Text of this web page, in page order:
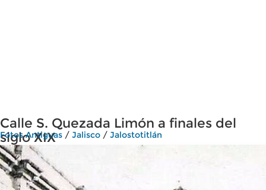
Calle S. Quezada Limón a finales del
siglo XIX
Fotos Antiguas / Jalisco / Jalostotitlán